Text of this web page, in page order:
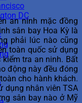
DC
an ninh mặc đồng
sân bay Hoa Kỳ là
phải lúc nào cũng
toàn quốc sử dụng
tra an ninh. Bất
động này đều đóng
cho hành khách.
dụng nhân viên TSA
sân bay nào ở Mỹ